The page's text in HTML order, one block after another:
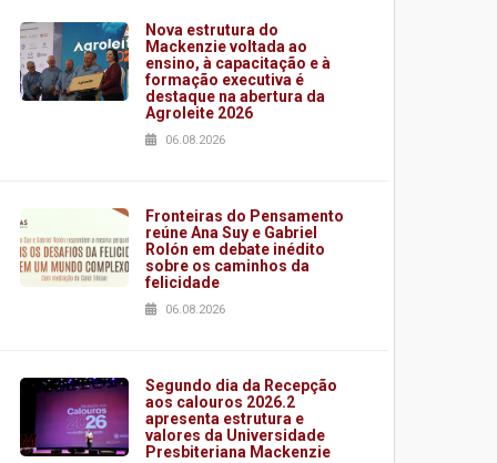
Nova estrutura do
Mackenzie voltada ao
ensino, à capacitação e à
formação executiva é
destaque na abertura da
Agroleite 2026
06.08.2026
Fronteiras do Pensamento
reúne Ana Suy e Gabriel
Rolón em debate inédito
sobre os caminhos da
felicidade
06.08.2026
Segundo dia da Recepção
aos calouros 2026.2
apresenta estrutura e
valores da Universidade
Presbiteriana Mackenzie